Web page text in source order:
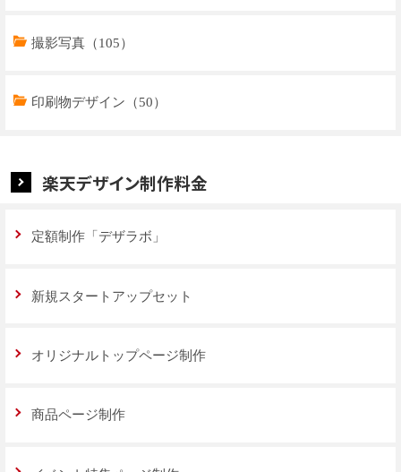
商品ページデザイン（769）
特集ページデザイン（59）
撮影写真（105）
印刷物デザイン（50）
楽天デザイン制作料金
定額制作「デザラボ」
新規スタートアップセット
オリジナルトップページ制作
商品ページ制作